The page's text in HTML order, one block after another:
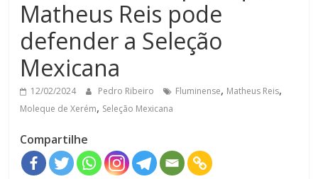
Matheus Reis pode
defender a Seleção
Mexicana
12/02/2024 Pedro Ribeiro Fluminense, Matheus Reis,
Moleque de Xerém, Seleção Mexicana
Compartilhe